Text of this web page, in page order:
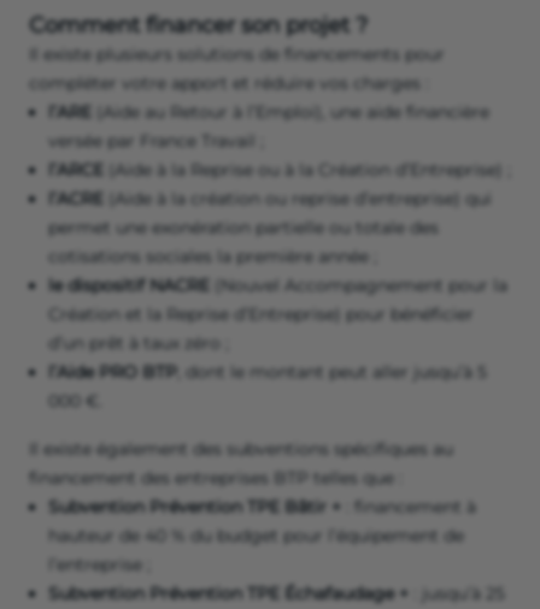
Comment financer son projet ?
Il existe plusieurs solutions de financements pour
compléter votre apport et réduire vos charges :
l’ARE
(Aide au Retour à l’Emploi), une aide financière
versée par France Travail ;
l’ARCE
(Aide à la Reprise ou à la Création d’Entreprise) ;
l’ACRE
(Aide à la création ou reprise d’entreprise) qui
permet une exonération partielle ou totale des
cotisations sociales la première année ;
le dispositif NACRE
(Nouvel Accompagnement pour la
Création et la Reprise d’Entreprise) pour bénéficier
d’un prêt à taux zéro ;
l’Aide PRO BTP , dont le montant peut aller jusqu’à 5
000 €.
Il existe également des subventions spécifiques au
financement des entreprises BTP telles que :
Subvention Prévention TPE Bâtir + : financement à
hauteur de 40 % du budget pour l’équipement de
l’entreprise ;
Subvention Prévention TPE Échafaudage + : jusqu’à 25